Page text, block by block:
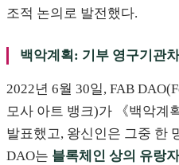
조적 논의로 발전했다.
백악계획: 기부 영구기관
2022년 6월 30일, FAB
모사 아트 뱅크)가 《백악계
발표했고, 왕신인은 그중 한
DAO는 블록체인 상의 유랑